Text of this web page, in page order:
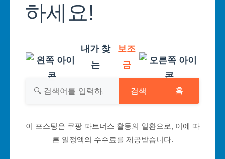
하세요!
내가 찾
는
보조
금
검색 홈
이 포스팅은 쿠팡 파트너스 활동의 일환으로, 이에 따
른 일정액의 수수료를 제공받습니다.